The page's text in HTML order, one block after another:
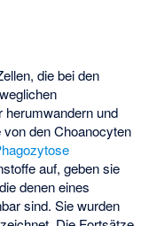
die bei den
herumwandern und
den Choanocyten
auf, geben sie
denen eines
sind. Sie wurden